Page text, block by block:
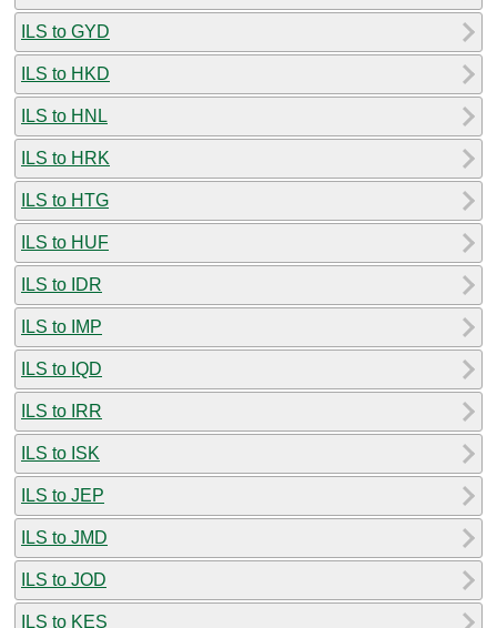
ILS to GYD
ILS to HKD
ILS to HNL
ILS to HRK
ILS to HTG
ILS to HUF
ILS to IDR
ILS to IMP
ILS to IQD
ILS to IRR
ILS to ISK
ILS to JEP
ILS to JMD
ILS to JOD
ILS to KES